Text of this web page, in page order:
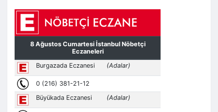
Ardahan'da çile musluktan akıyor! Yollar
gibi su da çamur içinde...